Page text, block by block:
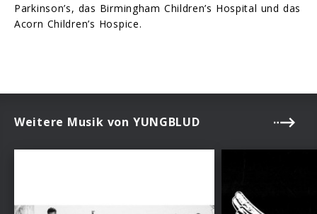
Parkinson’s, das Birmingham Children’s Hospital und das
Acorn Children’s Hospice.
Weitere Musik von YUNGBLUD